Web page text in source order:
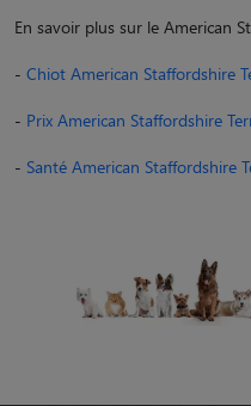
En savoir plus sur le American
- Chiot American Staffordshire
- Prix American Staffordshire
- Santé American Staffordshire